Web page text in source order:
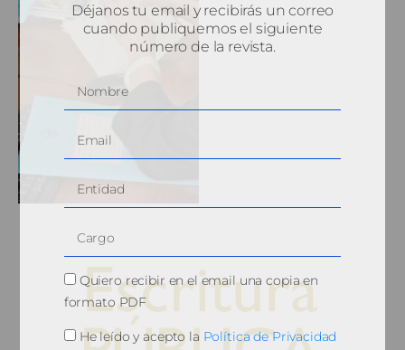
Déjanos tu email y recibirás un correo
cuando publiquemos el siguiente
número de la revista.
Quiero recibir en el email una copia en
formato PDF
He leído y acepto la Política de Privacidad